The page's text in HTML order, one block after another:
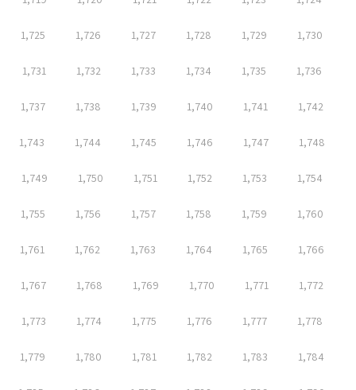
1,725 1,726 1,727 1,728 1,729 1,730
1,731 1,732 1,733 1,734 1,735 1,736
1,737 1,738 1,739 1,740 1,741 1,742
1,743 1,744 1,745 1,746 1,747 1,748
1,749 1,750 1,751 1,752 1,753 1,754
1,755 1,756 1,757 1,758 1,759 1,760
1,761 1,762 1,763 1,764 1,765 1,766
1,767 1,768 1,769 1,770 1,771 1,772
1,773 1,774 1,775 1,776 1,777 1,778
1,779 1,780 1,781 1,782 1,783 1,784